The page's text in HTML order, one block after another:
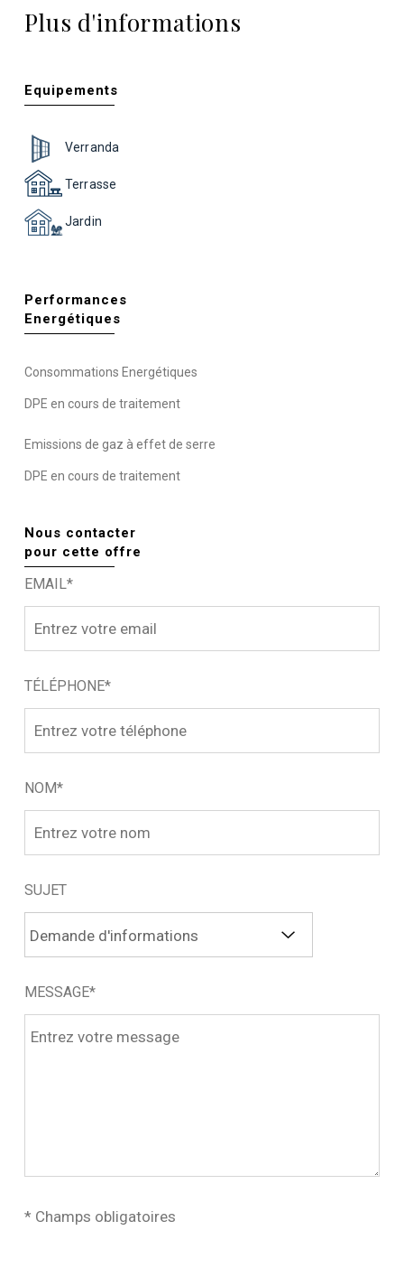
Plus d'informations
Equipements
Verranda
Terrasse
Jardin
Performances
Energétiques
Consommations Energétiques
DPE en cours de traitement
Emissions de gaz à effet de serre
DPE en cours de traitement
Nous contacter
pour cette offre
EMAIL*
TÉLÉPHONE*
NOM*
SUJET
MESSAGE*
* Champs obligatoires